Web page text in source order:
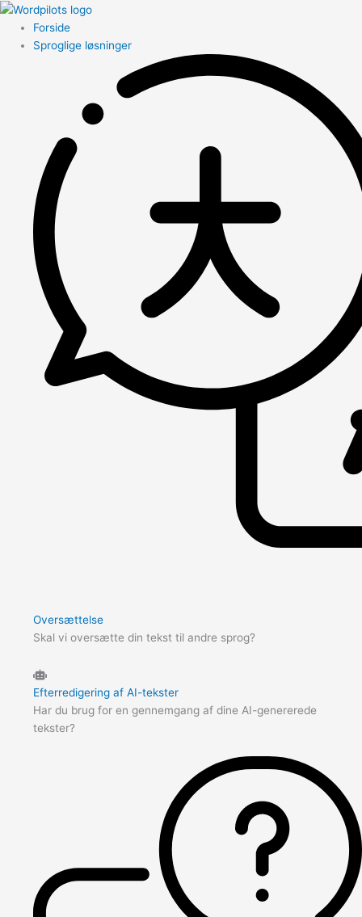
Forside
Sproglige løsninger
Oversættelse
Skal vi oversætte din tekst til andre sprog?
Efterredigering af AI-tekster
Har du brug for en gennemgang af dine AI-genererede
tekster?